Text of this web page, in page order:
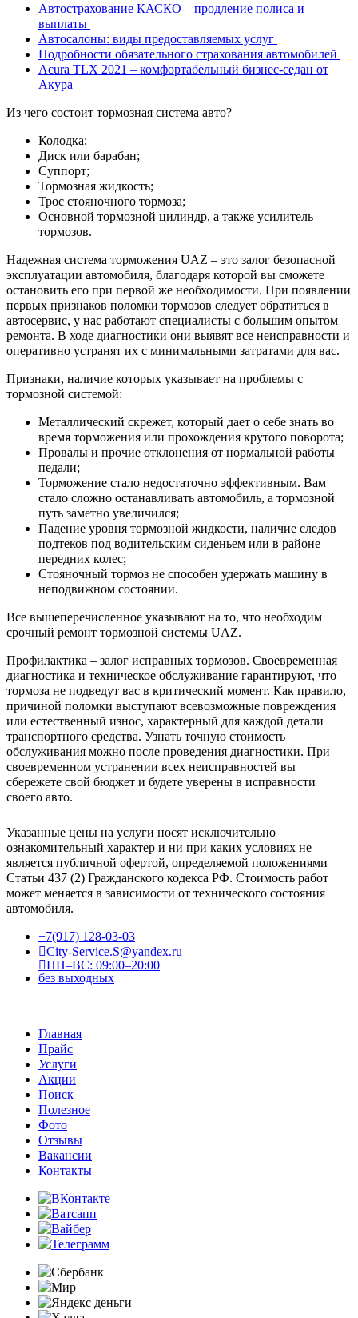
Автострахование КАСКО – продление полиса и
выплаты
Автосалоны: виды предоставляемых услуг
Подробности обязательного страхования автомобилей
Acura TLX 2021 – комфортабельный бизнес-седан от
Акура
Из чего состоит тормозная система авто?
Колодка;
Диск или барабан;
Суппорт;
Тормозная жидкость;
Трос стояночного тормоза;
Основной тормозной цилиндр, а также усилитель
тормозов.
Надежная система торможения UAZ – это залог безопасной
эксплуатации автомобиля, благодаря которой вы сможете
остановить его при первой же необходимости. При появлении
первых признаков поломки тормозов следует обратиться в
автосервис, у нас работают специалисты с большим опытом
ремонта. В ходе диагностики они выявят все неисправности и
оперативно устранят их с минимальными затратами для вас.
Признаки, наличие которых указывает на проблемы с
тормозной системой:
Металлический скрежет, который дает о себе знать во
время торможения или прохождения крутого поворота;
Провалы и прочие отклонения от нормальной работы
педали;
Торможение стало недостаточно эффективным. Вам
стало сложно останавливать автомобиль, а тормозной
путь заметно увеличился;
Падение уровня тормозной жидкости, наличие следов
подтеков под водительским сиденьем или в районе
передних колес;
Стояночный тормоз не способен удержать машину в
неподвижном состоянии.
Все вышеперечисленное указывают на то, что необходим
срочный ремонт тормозной системы UAZ.
Профилактика – залог исправных тормозов. Своевременная
диагностика и техническое обслуживание гарантируют, что
тормоза не подведут вас в критический момент. Как правило,
причиной поломки выступают всевозможные повреждения
или естественный износ, характерный для каждой детали
транспортного средства. Узнать точную стоимость
обслуживания можно после проведения диагностики. При
своевременном устранении всех неисправностей вы
сбережете свой бюджет и будете уверены в исправности
своего авто.
Указанные цены на услуги носят исключительно
ознакомительный характер и ни при каких условиях не
является публичной офертой, определяемой положениями
Статьи 437 (2) Гражданского кодекса РФ. Стоимость работ
может меняется в зависимости от технического состояния
автомобиля.
+7(917) 128-03-03
City-Service.S@yandex.ru
ПН–ВС: 09:00–20:00
без выходных
Главная
Прайс
Услуги
Акции
Поиск
Полезное
Фото
Отзывы
Вакансии
Контакты